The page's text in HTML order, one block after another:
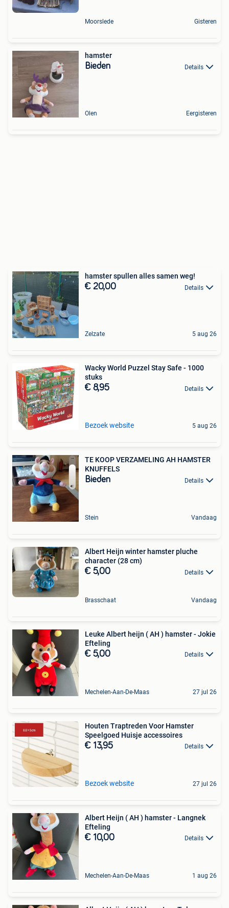
Moorslede Gisteren
hamster
Bieden Details
Olen Eergisteren
hamster spullen alles samen weg!
€ 20,00 Details
Zelzate 5 aug 26
Wacky World Puzzel Stay Safe - 1000
stuks
€ 8,95 Details
Bezoek website 5 aug 26
TE KOOP VERZAMELING AH HAMSTER
KNUFFELS
Bieden Details
Stein Vandaag
Albert Heijn winter hamster pluche
character (28 cm)
€ 5,00 Details
Brasschaat Vandaag
Leuke Albert heijn ( AH ) hamster - Jokie
Efteling
€ 5,00 Details
Mechelen-Aan-De-Maas 27 jul 26
Houten Traptreden Voor Hamster
Speelgoed Huisje accessoires
€ 13,95 Details
Bezoek website 27 jul 26
Albert Heijn ( AH ) hamster - Langnek
Efteling
€ 10,00 Details
Mechelen-Aan-De-Maas 1 aug 26